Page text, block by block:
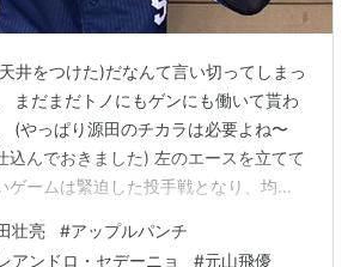
井をつけた)だなんて言い切ってしまっ
まだまだトノにもゲンにも働いて貰わ
(やっぱり源田のチカラは必要よね〜
込んでおきました) 左のエースを立てて
ゲームは緊迫した投手戦となり、均衡
西武 #外崎修汰 選手✨🍎#seibulions#パ
壮亮 #アップルパンチ
アンドロ・セデーニョ #元山飛優